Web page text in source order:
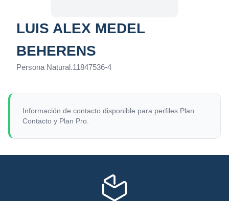
LUIS ALEX MEDEL
BEHERENS
Persona Natural.11847536-4
Información de contacto disponible para perfiles Plan
Contacto y Plan Pro.